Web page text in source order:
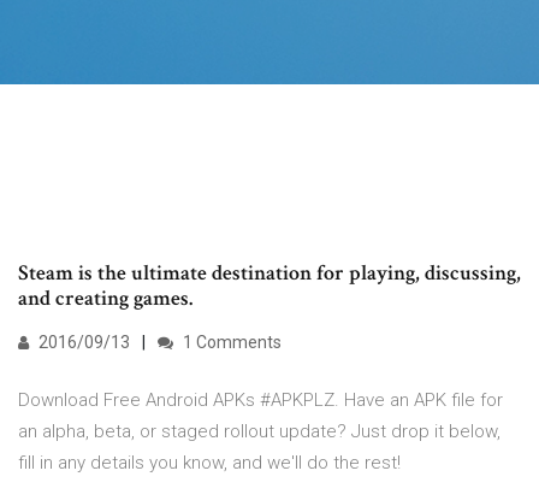
Steam is the ultimate destination for playing, discussing,
and creating games.
2016/09/13 1 Comments
Download Free Android APKs #APKPLZ. Have an APK file for
an alpha, beta, or staged rollout update? Just drop it below,
fill in any details you know, and we'll do the rest!